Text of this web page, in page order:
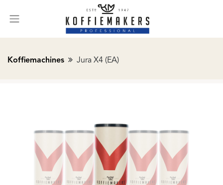
Koffiemachines Jura X4 (EA)